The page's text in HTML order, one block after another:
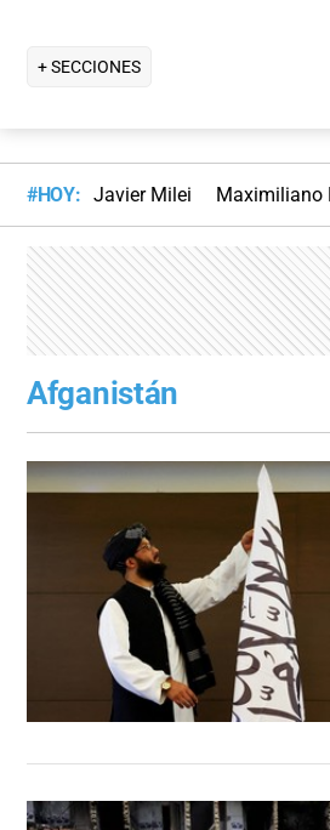
+ SECCIONES
#HOY: Javier Milei Maximiliano
Afganistán